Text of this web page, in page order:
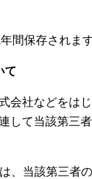
間保存されます
て
会社などをは
して当該第三
、当該第三者